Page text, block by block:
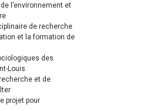
l’environnement et
de recherche
et la formation de
des
Louis
et de
projet pour